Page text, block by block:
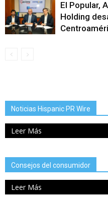
El Popular,
Holding
Noticias Hispanic PR Wire
Leer Más
Consejos del consumidor
Leer Más